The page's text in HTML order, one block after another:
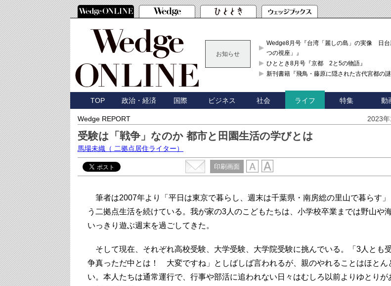
お知らせ
Wedge8月号『台湾「麗しの島」の実像 日台
つの視座」』
ひととき8月号『京都 2と5の物語』
新刊書籍『飛鳥・藤原に隠された古代宮都の謎
TOP 政治・経済 国際 ビジネス 社会 ライフ 特集 動
Wedge REPORT 2023
受験は「戦争」なのか 都市と田園生活の学びとは
馬場未織 （ 二拠点居住ライター）
印刷画面
筆者は2007年より「平日は東京で暮らし、週末は千葉県・南房総の里山で暮らす」
う二拠点生活を続けている。我が家の3人のこどもたちは、小学校卒業までは野山や
いっきり遊ぶ週末を過ごしてきた。
そして現在、それぞれ高校受験、大学受験、大学院受験に挑んでいる。「3人とも
争真っただ中とは！ 大変ですね」としばしば言われるが、親のやれることはほとん
い。本人たちは通常運行で、行事や部活に追われない日々はむしろ以前よりゆとりが